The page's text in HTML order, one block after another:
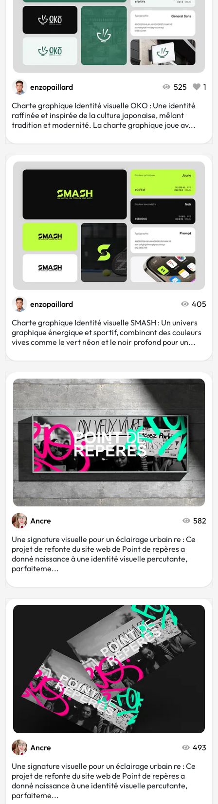
enzopaillard 525
1
Charte graphique Identité visuelle OKO : Une identité
raffinée et inspirée de la culture japonaise, mêlant
tradition et modernité. La charte graphique joue av...
enzopaillard
405
Charte graphique Identité visuelle SMASH : Un univers
graphique énergique et sportif, combinant des couleurs
vives comme le vert néon et le noir profond pour un...
Ancre
582
Une signature visuelle pour un éclairage urbain re : Ce
projet de refonte du site web de Point de repères a
donné naissance à une identité visuelle percutante,
parfaiteme...
Ancre
493
Une signature visuelle pour un éclairage urbain re : Ce
projet de refonte du site web de Point de repères a
donné naissance à une identité visuelle percutante,
parfaiteme...